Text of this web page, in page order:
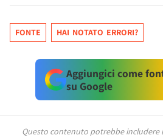
FONTE HAI NOTATO ERRORI?
Aggiungici come
su Google
Questo contenuto potrebbe includere